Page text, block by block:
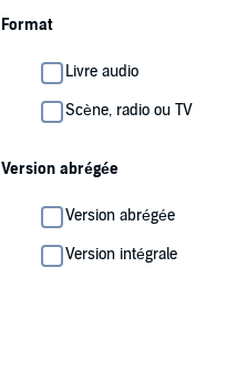
Format
Livre audio
Scène, radio ou TV
Version abrégée
Version abrégée
Version intégrale